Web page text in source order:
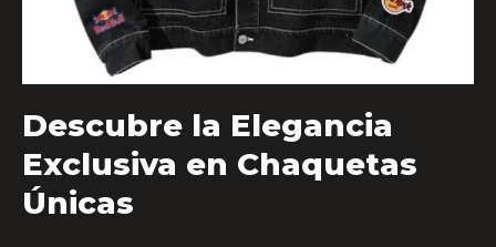
Descubre la Elegancia
Exclusiva en Chaquetas
Únicas